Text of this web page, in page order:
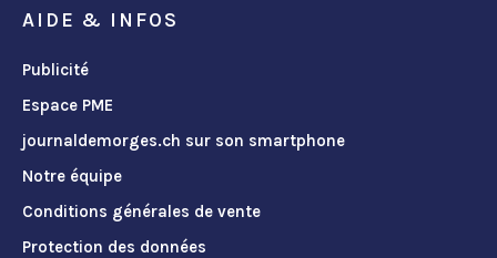
AIDE & INFOS
Publicité
Espace PME
journaldemorges.ch sur son smartphone
Notre équipe
Conditions générales de vente
Protection des données